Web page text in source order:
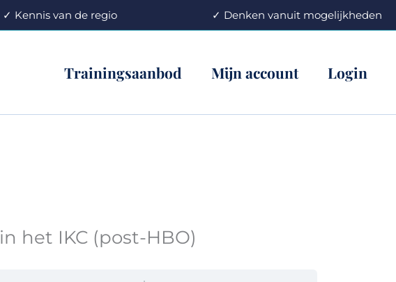
✓ Kennis van de regio ✓ Denken vanuit mogelijkheden
Trainingsaanbod Mijn account Login
het IKC (post-HBO)